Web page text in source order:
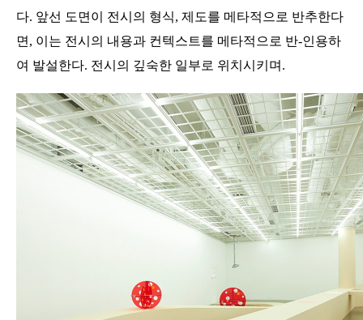
다. 앞선 도면이 전시의 형식, 제도를 메타적으로 반추한다
면 , 이는 전시의 내용과 컨텍스트를 메타적으로 반-인용하
여 발설한다. 전시의 깊숙한 일부로 위치시키며 .